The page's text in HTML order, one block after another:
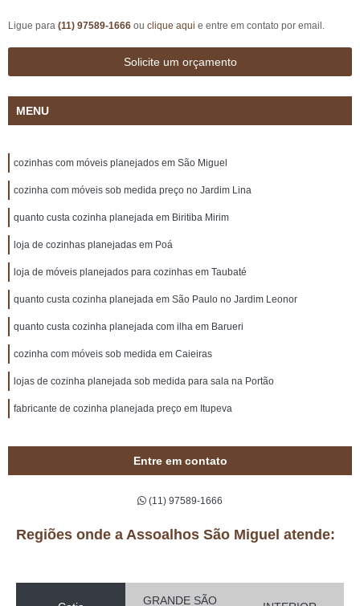
Ligue para (11) 97589-1666 ou clique aqui e entre em contato por email.
Solicite um orçamento
MENU
cozinhas com móveis planejados em São Miguel
cozinha com móveis sob medida preço no Jardim Lina
quanto custa cozinha planejada em Biritiba Mirim
loja de cozinhas planejadas em Poá
loja de móveis planejados para cozinhas em Taubaté
quanto custa cozinha planejada em São Paulo no Jardim Leonor
quanto custa cozinha planejada com ilha em Barueri
cozinha com móveis sob medida em Caieiras
lojas de cozinha planejada sob medida para sala na Portão
fabricante de cozinha planejada preço em Itupeva
Entre em contato
(11) 97589-1666
Regiões onde a Assoalhos São Miguel atende:
GRANDE SÃO